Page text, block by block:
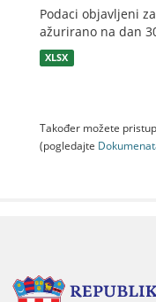
Podaci objavljeni
ažurirano na dan
XLSX
Također možete
(pogledajte